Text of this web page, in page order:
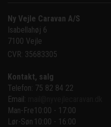
Ny Vejle Caravan A/S
Isabellahøj 6
7100 Vejle
CVR: 35683305
Kontakt, salg
Telefon: 75 82 84 22
Email:
Man-Fre10:00 - 17:00
Lør-Søn 10:00 - 16:00